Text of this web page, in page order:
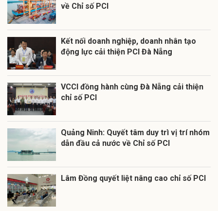
về Chỉ số PCI
Kết nối doanh nghiệp, doanh nhân tạo
động lực cải thiện PCI Đà Nẵng
VCCI đồng hành cùng Đà Nẵng cải thiện
chỉ số PCI
Quảng Ninh: Quyết tâm duy trì vị trí nhóm
dẫn đầu cả nước về Chỉ số PCI
Lâm Đồng quyết liệt nâng cao chỉ số PCI